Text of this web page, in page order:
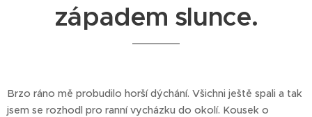
západem slunce.
Brzo ráno mě probudilo horší dýchání. Všichni ještě spali a tak
jsem se rozhodl pro ranní vycházku do okolí. Kousek o